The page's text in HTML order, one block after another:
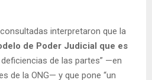
interpretaron que la
de Poder Judicial que es
de las partes” —en
de la ONG— y que pone “un